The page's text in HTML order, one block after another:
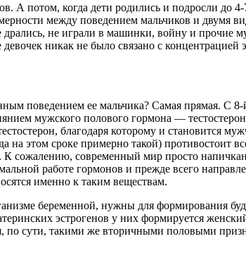
А потом, когда дети родились и подросли до
между поведением мальчиков и двумя
не играли в машинки, войну и прочие
никак не было связано с концентрацией
поведением ее мальчика? Самая прямая. С
мужского полового гормона —
благодаря которому и
этом сроке примерно такой) противостоит
К сожалению, современный мир просто
работе гормонов и прежде всего
именно к таким веществам.
беременной, нужны для формирования
эстрогенов у них формируется
сути, такими же вторичными половыми